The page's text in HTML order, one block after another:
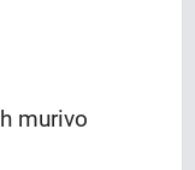
murivo